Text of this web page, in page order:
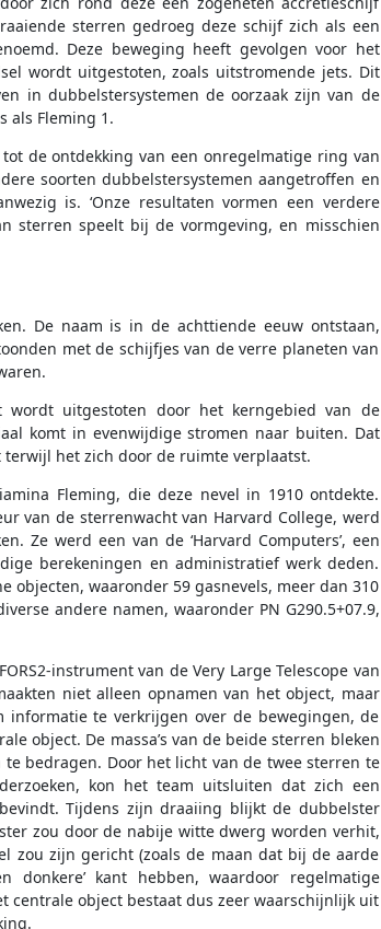
sterren gedroeg deze schijf zich als een
Deze beweging heeft gevolgen voor het
wordt uitgestoten, zoals uitstromende jets. Dit
in dubbelstersystemen de oorzaak zijn van de
als Fleming 1.
de ontdekking van een onregelmatige ring van
soorten dubbelstersystemen aangetroffen en
is. ‘Onze resultaten vormen een verdere
sterren speelt bij de vormgeving, en misschien
De naam is in de achttiende eeuw ontstaan,
met de schijfjes van de verre planeten van
uitgestoten door het kerngebied van de
komt in evenwijdige stromen naar buiten. Dat
het zich door de ruimte verplaatst.
Fleming, die deze nevel in 1910 ontdekte.
van de sterrenwacht van Harvard College, werd
Ze werd een van de ‘Harvard Computers’, een
berekeningen en administratief werk deden.
objecten, waaronder 59 gasnevels, meer dan 310
andere namen, waaronder PN G290.5+07.9,
instrument van de Very Large Telescope van
niet alleen opnamen van het object, maar
te verkrijgen over de bewegingen, de
object. De massa’s van de beide sterren bleken
te bedragen. Door het licht van de twee sterren te
kon het team uitsluiten dat zich een
Tijdens zijn draaiing blijkt de dubbelster
zou door de nabije witte dwerg worden verhit,
zou zijn gericht (zoals de maan dat bij de aarde
donkere’ kant hebben, waardoor regelmatige
centrale object bestaat dus zeer waarschijnlijk uit